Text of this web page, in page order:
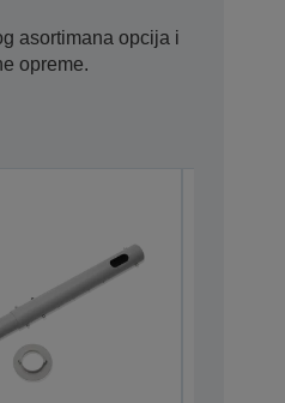
asortimana opcija i
opreme.